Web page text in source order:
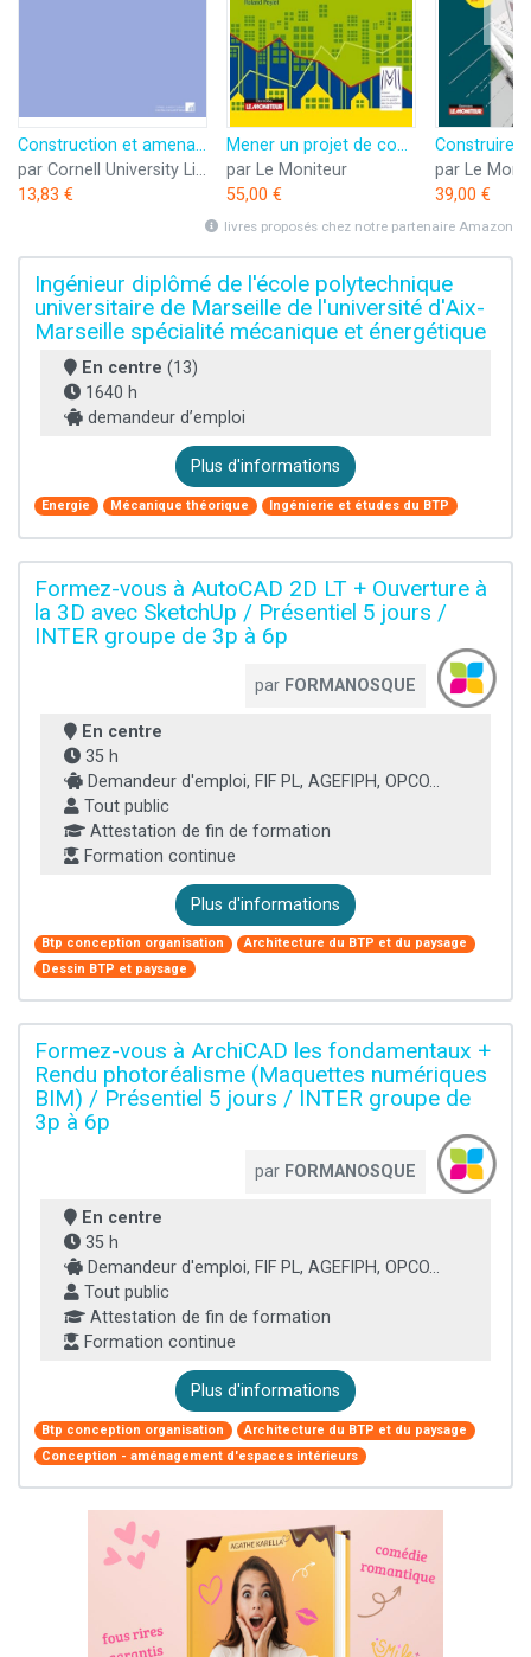
Construction et amenagement des ecoles maternelles: par Mlle S. Bres .... [ 1907? ]
par Cornell University Library
13,83 €
Mener un projet de construction ou d'aménagement en coût global: Méthodes et outils
par Le Moniteur
55,00 €
par Le
39,00 €
livres proposés chez notre partenaire Amazon
Ingénieur diplômé de l'école polytechnique
universitaire de Marseille de l'université d'Aix-
Marseille spécialité mécanique et énergétique
En centre (13)
1640 h
demandeur d’emploi
Plus d'informations
Energie Mécanique théorique Ingénierie et études du BTP
Formez-vous à AutoCAD 2D LT + Ouverture à
la 3D avec SketchUp / Présentiel 5 jours /
INTER groupe de 3p à 6p
par FORMANOSQUE
En centre
35 h
Demandeur d'emploi, FIF PL, AGEFIPH, OPCO...
Tout public
Attestation de fin de formation
Formation continue
Plus d'informations
Btp conception organisation
Architecture du BTP et du paysage
Dessin BTP et paysage
Formez-vous à ArchiCAD les fondamentaux +
Rendu photoréalisme (Maquettes numériques
BIM) / Présentiel 5 jours / INTER groupe de
3p à 6p
par FORMANOSQUE
En centre
35 h
Demandeur d'emploi, FIF PL, AGEFIPH, OPCO...
Tout public
Attestation de fin de formation
Formation continue
Plus d'informations
Btp conception organisation
Architecture du BTP et du paysage
Conception - aménagement d'espaces intérieurs